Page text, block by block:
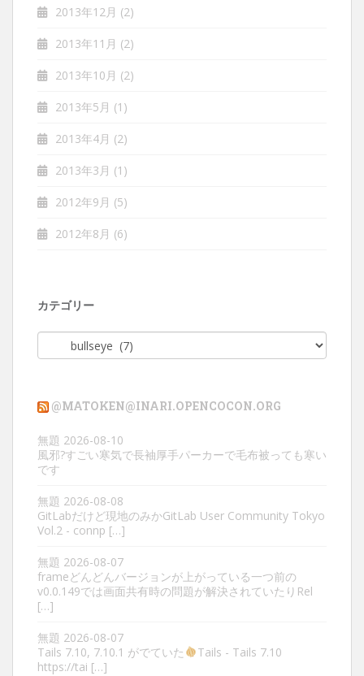
2013年12月 (2)
2013年11月 (2)
2013年10月 (2)
2013年5月 (1)
2013年4月 (2)
2013年3月 (1)
2012年9月 (5)
2012年8月 (6)
カテゴリー
テ
ー
@MATOKEN@INARI.OPENCOCON.ORG
無題 2026-08-10
風邪?すごい寒気で長袖厚手パーカーで毛布被っても寒い
です
無題 2026-08-08
GitLabだけど現地のみかGitLab User Community Tokyo
Vol.2 - connp […]
無題 2026-08-07
frameどんどんバージョンが上がっている一つ前の
v0.0.149では画面共有時の問題が解決されていたりRel
[…]
無題 2026-08-07
Tails 7.10, 7.10.1 がでていた
Tails - Tails 7.10
https://tai […]